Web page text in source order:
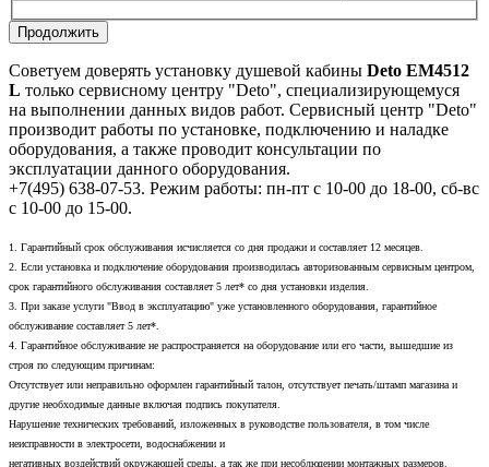
Продолжить
Советуем доверять установку душевой кабины Deto EM4512
L только сервисному центру "Deto", специализирующемуся
на выполнении данных видов работ. Сервисный центр "Deto"
производит работы по установке, подключению и наладке
оборудования, а также проводит консультации по
эксплуатации данного оборудования.
+7(495) 638-07-53. Режим работы: пн-пт с 10-00 до 18-00, сб-вс
с 10-00 до 15-00.
1. Гарантийный срок обслуживания исчисляется со дня продажи и составляет 12 месяцев.
2. Если установка и подключение оборудования производилась авторизованным сервисным центром,
срок гарантийного обслуживания составляет 5 лет* со дня установки изделия.
3. При заказе услуги "Ввод в эксплуатацию" уже установленного оборудования, гарантийное
обслуживание составляет 5 лет*.
4. Гарантийное обслуживание не распространяется на оборудование или его части, вышедшие из
строя по следующим причинам:
Отсутствует или неправильно оформлен гарантийный талон, отсутствует печать/штамп магазина и
другие необходимые данные включая подпись покупателя.
Нарушение технических требований, изложенных в руководстве пользователя, в том числе
неисправности в электросети, водоснабжении и
негативных воздействий окружающей среды, а так же при несоблюдении монтажных размеров.